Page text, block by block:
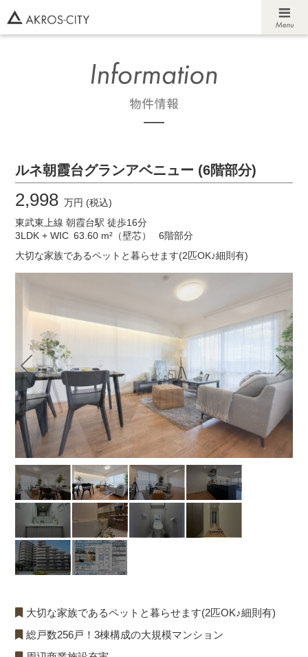
ルネ朝霞台グランアベニュー (6階部分)
2,998 万円 (税込)
東武東上線 朝霞台駅 徒歩16分
3LDK + WIC 63.60 m²（壁芯）
6階部分
大切な家族であるペットと暮らせます(2匹OK♪細則有)
大切な家族であるペットと暮らせます(2匹OK♪細則有)
総戸数256戸！3棟構成の大規模マンション